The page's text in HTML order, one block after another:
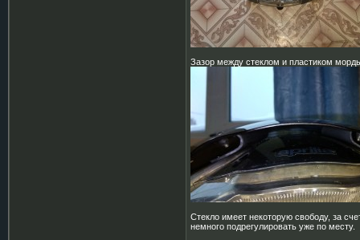
Зазор между стеклом и пластиком
Стекло имеет некоторую свободу, за
немного подрегулировать уже по месту.